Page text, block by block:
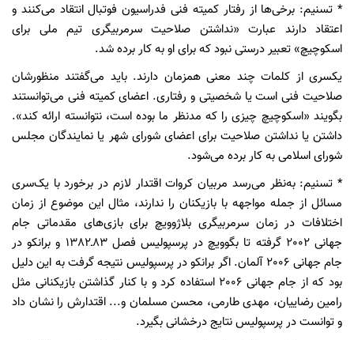
* تسنیم: برخی‌ها از رفتار کمیته فنی فدراسیون فوتبال انتقاد می‌کنند و
اعتقاد دارند عبارت «نداشتن صلاحیت سرمربیگری تیم ملی برای
اسکوچیچ» تعبیر درستی نبود که برای او به کار برده شد.
یکسری از کلمات چند معنی همزمان دارند. باید می‌گفتند منظورشان
صلاحیت فنی است یا شخصیتی و رفتاری. اعضای کمیته فنی می‌توانستند
بگویند «اسکوچیچ چیزی را که مدنظر ما بوده است، نتوانسته ارائه کند».
داشتن یا نداشتن صلاحیت برای اعضای شورای شهر یا نمایندگان مجلس
شورای اسلامی به کار برده می‌شود.
* تسنیم: به‌نظر می‌رسد مربیان کروات اقتدار لازم در برخورد با یک‌سری
مسائل از جمله مواجهه با بازیکنان را ندارند، مثال این موضوع از زمان
اختلافات در زمان سرمربیگری بلاژوویچ برای بازی‌های مقدماتی جام
جهانی 2002 گرفته تا بگوویچ در پرسپولیس فصل 83ـ1382 و برانکو در
جام جهانی 2006 آلمان. اگر برانکو در پرسپولیس نتیجه گرفت به این دلیل
بود که از جام جهانی 2006 استفاده کرد و با کنار گذاشتن بازیکنانی مثل
رامین رضاییان، مهدی طارمی، محسن مسلمان و... اقتدارش را نشان داد
و توانست در پرسپولیس نتایج درخشانی بگیرد.